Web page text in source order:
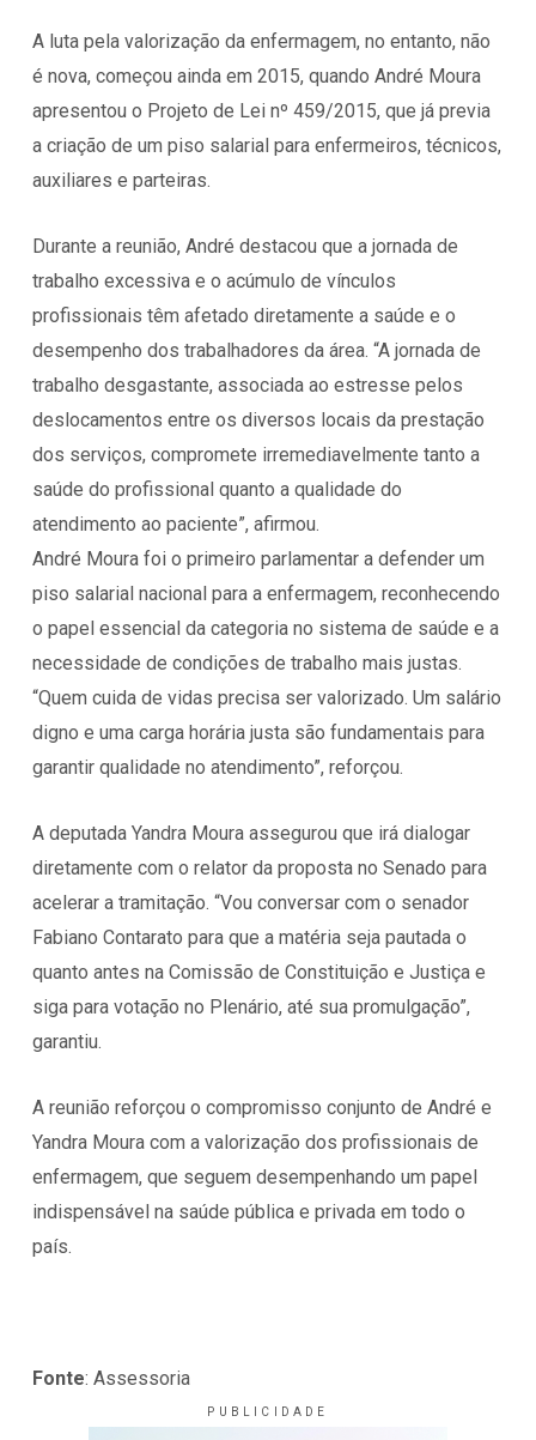
A luta pela valorização da enfermagem, no entanto, não
é nova, começou ainda em 2015, quando André Moura
apresentou o Projeto de Lei nº 459/2015, que já previa
a criação de um piso salarial para enfermeiros, técnicos,
auxiliares e parteiras.
Durante a reunião, André destacou que a jornada de
trabalho excessiva e o acúmulo de vínculos
profissionais têm afetado diretamente a saúde e o
desempenho dos trabalhadores da área. “A jornada de
trabalho desgastante, associada ao estresse pelos
deslocamentos entre os diversos locais da prestação
dos serviços, compromete irremediavelmente tanto a
saúde do profissional quanto a qualidade do
atendimento ao paciente”, afirmou.
André Moura foi o primeiro parlamentar a defender um
piso salarial nacional para a enfermagem, reconhecendo
o papel essencial da categoria no sistema de saúde e a
necessidade de condições de trabalho mais justas.
“Quem cuida de vidas precisa ser valorizado. Um salário
digno e uma carga horária justa são fundamentais para
garantir qualidade no atendimento”, reforçou.
A deputada Yandra Moura assegurou que irá dialogar
diretamente com o relator da proposta no Senado para
acelerar a tramitação. “Vou conversar com o senador
Fabiano Contarato para que a matéria seja pautada o
quanto antes na Comissão de Constituição e Justiça e
siga para votação no Plenário, até sua promulgação”,
garantiu.
A reunião reforçou o compromisso conjunto de André e
Yandra Moura com a valorização dos profissionais de
enfermagem, que seguem desempenhando um papel
indispensável na saúde pública e privada em todo o
país.
Fonte: Assessoria